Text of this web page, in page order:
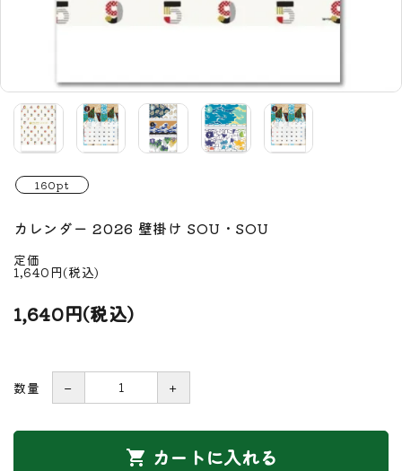
160pt
カレンダー 2026 壁掛け SOU・SOU
定価
1,640円(税込)
1,640円(税込)
数量 － ＋
shopping_cart カートに入れる